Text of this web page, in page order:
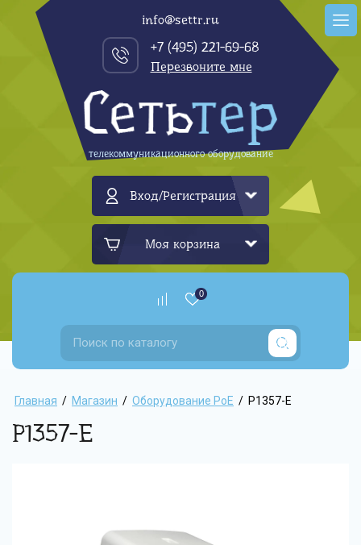
Вход/Регистрация
Моя корзина
info@settr.ru
+7 (495) 221-69-68
Перезвоните мне
телекоммуникационного оборудование
0
Главная / Магазин / Оборудование PoE / P1357-E
P1357-E